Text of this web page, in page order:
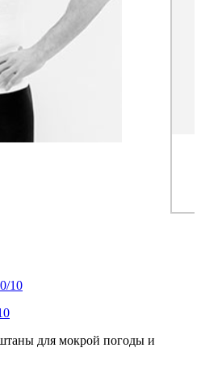
для мокрой погоды и